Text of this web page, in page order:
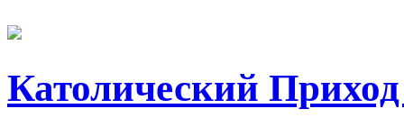
Католический